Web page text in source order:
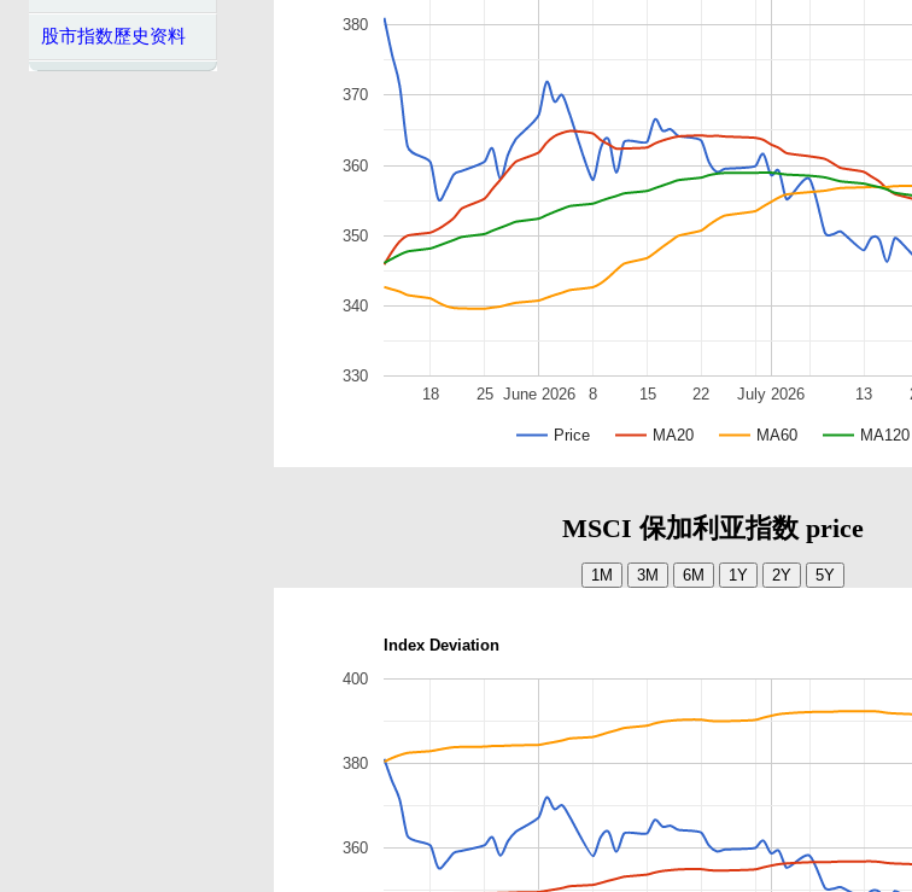
股市指数歷史资料
Price MA20 MA60 MA120
June 2026 July 2026
18 25 8 15 22 13
330
340
350
360
370
380
MSCI 保加利亚指数 price
Index Deviation
360
380
400